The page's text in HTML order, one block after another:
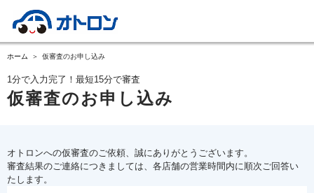
ホーム 仮審査のお申し込み
1分で入力完了！最短15分で審査
仮審査のお申し込み
オトロンへの仮審査のご依頼、誠にありがとうございます。
審査結果のご連絡につきましては、各店舗の営業時間内に順次ご回答い
たします。